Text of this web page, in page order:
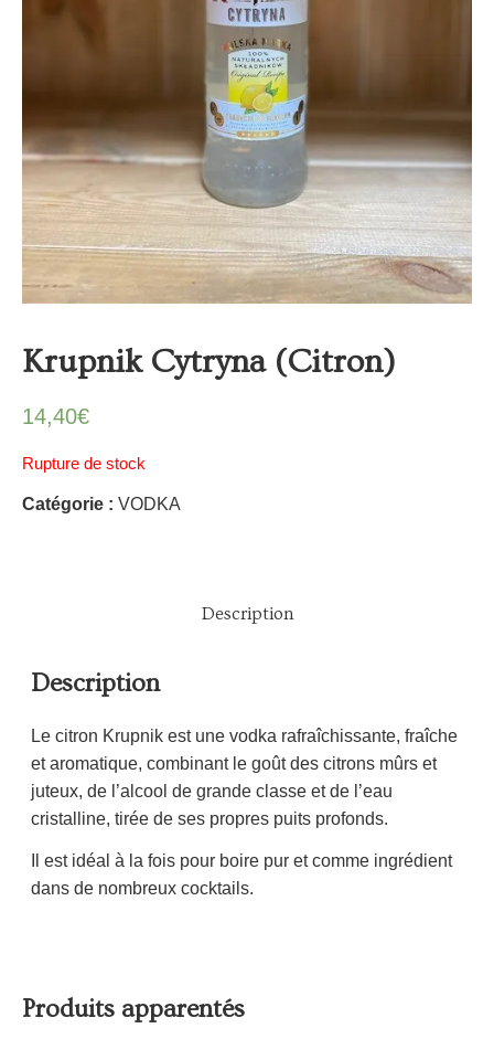
Krupnik Cytryna (Citron)
14,40€
Rupture de stock
Catégorie : VODKA
Description
Description
Le citron Krupnik est une vodka rafraîchissante, fraîche
et aromatique, combinant le goût des citrons mûrs et
juteux, de l’alcool de grande classe et de l’eau
cristalline, tirée de ses propres puits profonds.
Il est idéal à la fois pour boire pur et comme ingrédient
dans de nombreux cocktails.
Produits apparentés